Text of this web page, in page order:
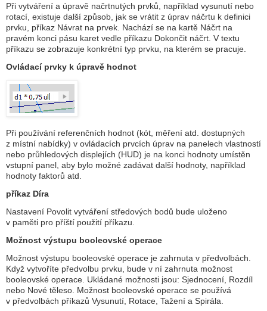
Při vytváření a úpravě načrtnutých prvků, například vysunutí nebo
rotací, existuje další způsob, jak se vrátit z úprav náčrtu k definici
prvku, příkaz Návrat na prvek. Nachází se na kartě Náčrt na
pravém konci pásu karet vedle příkazu Dokončit náčrt. V textu
příkazu se zobrazuje konkrétní typ prvku, na kterém se pracuje.
Ovládací prvky k úpravě hodnot
Při používání referenčních hodnot (kót, měření atd. dostupných
z místní nabídky) v ovládacích prvcích úprav na panelech vlastností
nebo průhledových displejích (HUD) je na konci hodnoty umístěn
vstupní panel, aby bylo možné zadávat další hodnoty, například
hodnoty faktorů atd.
příkaz Díra
Nastavení Povolit vytváření středových bodů bude uloženo
v paměti pro příští použití příkazu.
Možnost výstupu booleovské operace
Možnost výstupu booleovské operace je zahrnuta v předvolbách.
Když vytvoříte předvolbu prvku, bude v ní zahrnuta možnost
booleovské operace. Ukládané možnosti jsou: Sjednocení, Rozdíl
nebo Nové těleso. Možnost booleovské operace se používá
v předvolbách příkazů Vysunutí, Rotace, Tažení a Spirála.